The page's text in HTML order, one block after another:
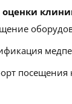
посещения